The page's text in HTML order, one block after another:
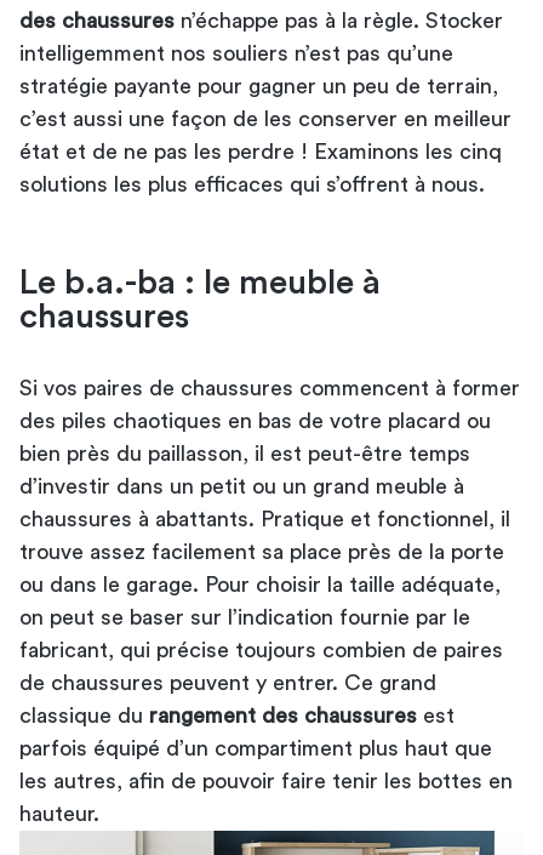
des chaussures n’échappe pas à la règle. Stocker
intelligemment nos souliers n’est pas qu’une
stratégie payante pour gagner un peu de terrain,
c’est aussi une façon de les conserver en meilleur
état et de ne pas les perdre ! Examinons les cinq
solutions les plus efficaces qui s’offrent à nous.
Le b.a.-ba : le meuble à
chaussures
Si vos paires de chaussures commencent à former
des piles chaotiques en bas de votre placard ou
bien près du paillasson, il est peut-être temps
d’investir dans un petit ou un grand meuble à
chaussures à abattants. Pratique et fonctionnel, il
trouve assez facilement sa place près de la porte
ou dans le garage. Pour choisir la taille adéquate,
on peut se baser sur l’indication fournie par le
fabricant, qui précise toujours combien de paires
de chaussures peuvent y entrer. Ce grand
classique du rangement des chaussures est
parfois équipé d’un compartiment plus haut que
les autres, afin de pouvoir faire tenir les bottes en
hauteur.